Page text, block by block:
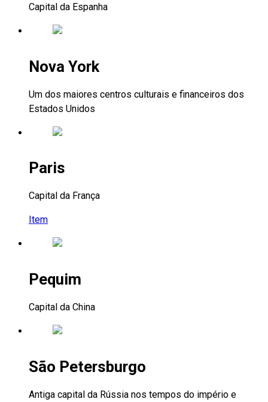
Capital da Espanha
Nova York
Um dos maiores centros culturais e financeiros dos
Estados Unidos
Paris
Capital da França
Item
Pequim
Capital da China
São Petersburgo
Antiga capital da Rússia nos tempos do império e